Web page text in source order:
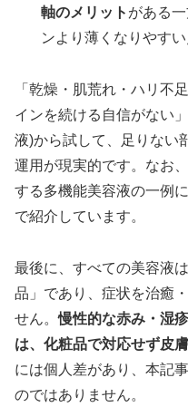
軸のメリット がある
ンより薄くなりやす
「乾燥・肌荒れ・ハリ不
インを続ける自信がない
液)から試して、足りない
運用が現実的です。なお
する多機能美容液の一例
で紹介しています。
最後に、すべての美容液
品」であり、症状を治癒
せん。慢性的な赤み・湿
は、化粧品で対応せず皮
には個人差があり、本記
のではありません。